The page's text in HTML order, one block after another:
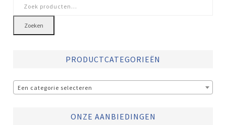
naar:
Zoeken
PRODUCTCATEGORIEËN
Een categorie selecteren
ONZE AANBIEDINGEN